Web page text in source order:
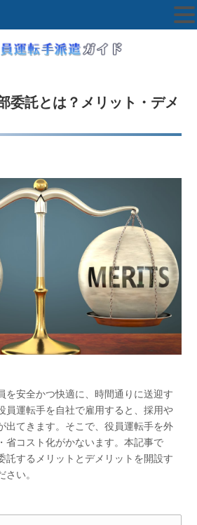
委託とは？メリット・デメ
を安全かつ快適に、時間通りに送迎す
員運転手を自社で雇用すると、採用や
出てきます。そこで、役員運転手を外
省コスト化がかないます。本記事で
託するメリットとデメリットを開設す
い。